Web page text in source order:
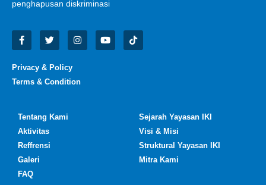
penghapusan diskriminasi
Privacy & Policy
Terms & Condition
Tentang Kami
Aktivitas
Reffrensi
Galeri
FAQ
Sejarah Yayasan IKI
Visi & Misi
Struktural Yayasan IKI
Mitra Kami